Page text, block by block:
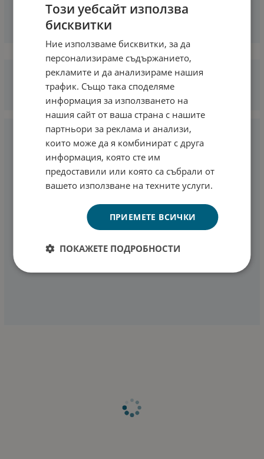
Този уебсайт използва
бисквитки
Ние използваме бисквитки, за да
персонализираме съдържанието,
рекламите и да анализираме нашия
трафик. Също така споделяме
информация за използването на
нашия сайт от ваша страна с нашите
партньори за реклама и анализи,
които може да я комбинират с друга
информация, която сте им
предоставили или която са събрали от
вашето използване на техните услуги.
ПРИЕМЕТЕ ВСИЧКИ
ПОКАЖЕТЕ ПОДРОБНОСТИ